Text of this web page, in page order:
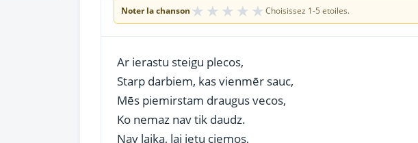
Noter la chanson ★ ★ ★ ★ ★ Choisissez 1-5 etoiles.
Ar ierastu steigu plecos,
Starp darbiem, kas vienmēr sauc,
Mēs piemirstam draugus vecos,
Ko nemaz nav tik daudz.
Nav laika, lai ietu ciemos,